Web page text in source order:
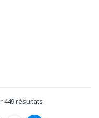
449 résultats